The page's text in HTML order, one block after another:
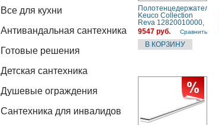
Все для кухни
Антивандальная сантехника
Готовые решения
Детская сантехника
Душевые ограждения
Сантехника для инвалидов
Полотенцедержатель
Keuco Collection
Reva 12820010000,
хром
9547 руб. Сравнить